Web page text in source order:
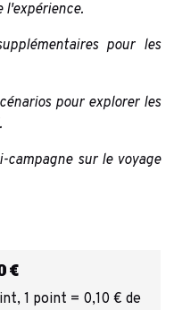
l'expérience.
pour les
pour explorer les
campagne sur le voyage
€
1 point = 0,10 € de